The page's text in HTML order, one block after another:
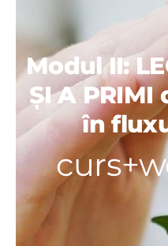
Modul II:
ȘI A PRIMI
în